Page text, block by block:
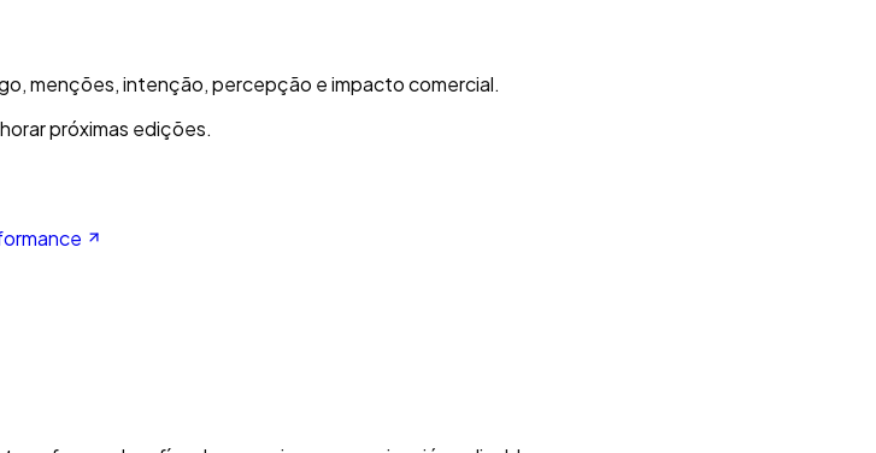
menções, intenção, percepção e impacto comercial.
próximas edições.